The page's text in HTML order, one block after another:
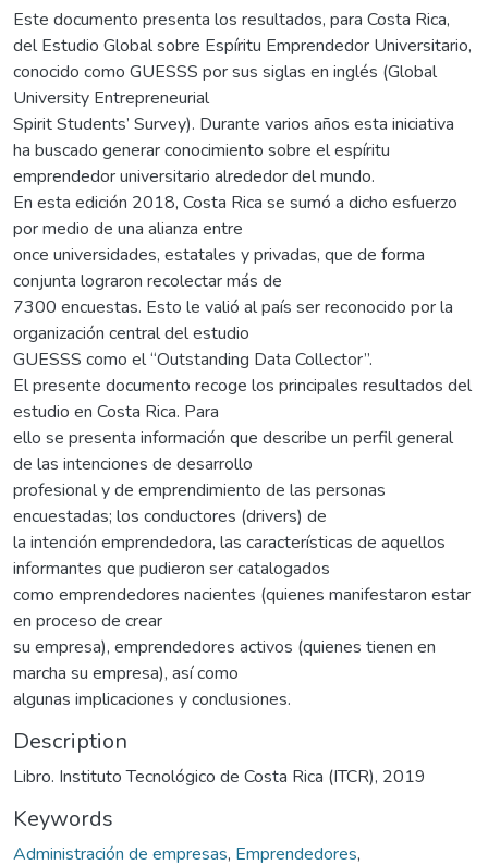
Este documento presenta los resultados, para Costa Rica,
del Estudio Global sobre Espíritu Emprendedor Universitario,
conocido como GUESSS por sus siglas en inglés (Global
University Entrepreneurial
Spirit Students’ Survey). Durante varios años esta iniciativa
ha buscado generar conocimiento sobre el espíritu
emprendedor universitario alrededor del mundo.
En esta edición 2018, Costa Rica se sumó a dicho esfuerzo
por medio de una alianza entre
once universidades, estatales y privadas, que de forma
conjunta lograron recolectar más de
7300 encuestas. Esto le valió al país ser reconocido por la
organización central del estudio
GUESSS como el “Outstanding Data Collector”.
El presente documento recoge los principales resultados del
estudio en Costa Rica. Para
ello se presenta información que describe un perfil general
de las intenciones de desarrollo
profesional y de emprendimiento de las personas
encuestadas; los conductores (drivers) de
la intención emprendedora, las características de aquellos
informantes que pudieron ser catalogados
como emprendedores nacientes (quienes manifestaron estar
en proceso de crear
su empresa), emprendedores activos (quienes tienen en
marcha su empresa), así como
algunas implicaciones y conclusiones.
Description
Libro. Instituto Tecnológico de Costa Rica (ITCR), 2019
Keywords
Administración de empresas, Emprendedores,